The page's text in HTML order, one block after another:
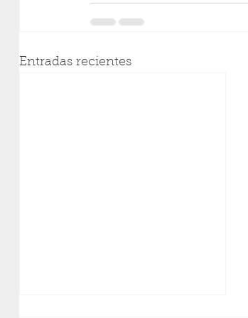
Entradas recientes